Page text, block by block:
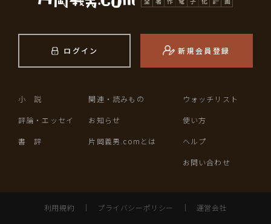
ログイン 新規会員登録
小 説
評論・エッセイ
書 評
関連・読みもの
お知らせ
片岡義男.comとは
ウォッチリスト
使い方
ヘルプ
お問い合わせ
利用規約 ｜ プライバシーポリシー ｜ 運営会社